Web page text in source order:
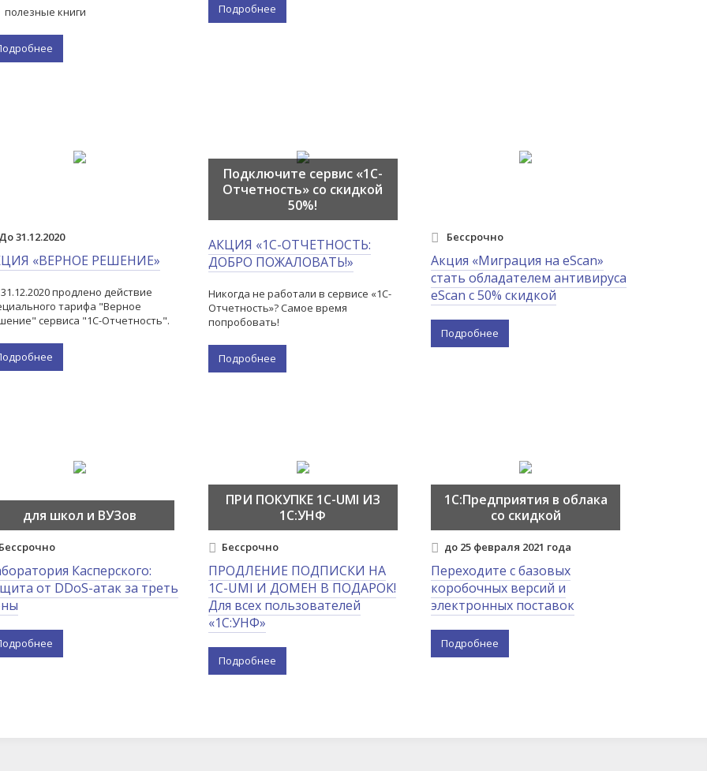
полезные книги
Подробнее
31.12.2020
«ВЕРНОЕ РЕШЕНИЕ»
продлено действие
тарифа "Верное
сервиса "1С-Отчетность".
Подключите сервис «1С-
Отчетность» со скидкой
50%!
АКЦИЯ «1С-ОТЧЕТНОСТЬ:
ДОБРО ПОЖАЛОВАТЬ!»
Никогда не работали в сервисе «1С-
Отчетность»? Самое время
попробовать!
Подробнее
Бессрочно
Акция «Миграция на eScan»
стать обладателем антивируса
eScan с 50% скидкой
Подробнее
для школ и ВУЗов
Касперского:
от DDoS-атак за треть
ПРИ ПОКУПКЕ 1C-UMI ИЗ
1С:УНФ
Бессрочно
ПРОДЛЕНИЕ ПОДПИСКИ НА
1С-UMI И ДОМЕН В ПОДАРОК!
Для всех пользователей
«1С:УНФ»
Подробнее
1С:Предприятия в облака
со скидкой
до 25 февраля 2021 года
Переходите с базовых
коробочных версий и
электронных поставок
Подробнее